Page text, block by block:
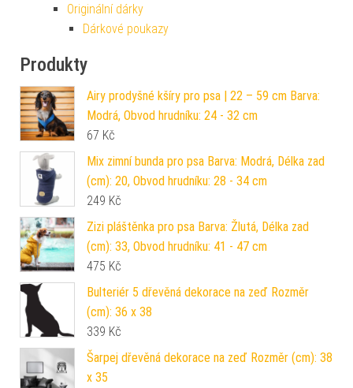
Originální dárky
Dárkové poukazy
Produkty
Airy prodyšné kšíry pro psa | 22 – 59 cm Barva:
Modrá, Obvod hrudníku: 24 - 32 cm
67 Kč
Mix zimní bunda pro psa Barva: Modrá, Délka zad
(cm): 20, Obvod hrudníku: 28 - 34 cm
249 Kč
Zizi pláštěnka pro psa Barva: Žlutá, Délka zad
(cm): 33, Obvod hrudníku: 41 - 47 cm
475 Kč
Bulteriér 5 dřevěná dekorace na zeď Rozměr
(cm): 36 x 38
339 Kč
Šarpej dřevěná dekorace na zeď Rozměr (cm): 38
x 35